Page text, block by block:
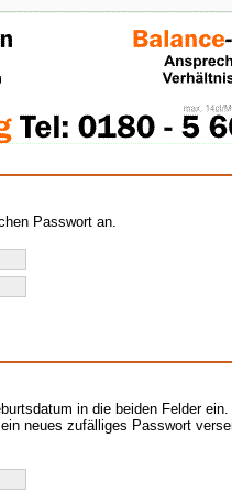
Passwort an.
in die beiden Felder ein.